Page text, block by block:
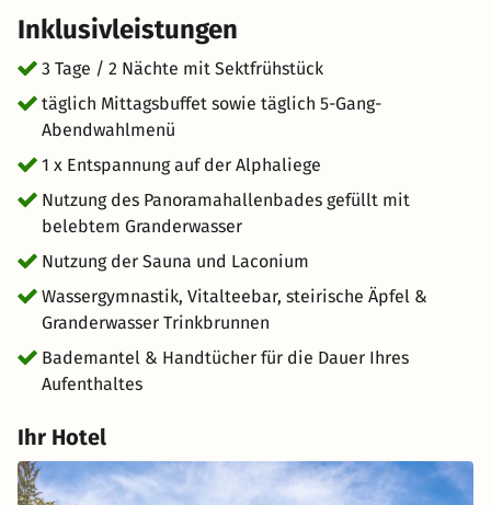
Inklusivleistungen
3 Tage / 2 Nächte mit Sektfrühstück
täglich Mittagsbuffet sowie täglich 5-Gang-
Abendwahlmenü
1 x Entspannung auf der Alphaliege
Nutzung des Panoramahallenbades gefüllt mit
belebtem Granderwasser
Nutzung der Sauna und Laconium
Wassergymnastik, Vitalteebar, steirische Äpfel &
Granderwasser Trinkbrunnen
Bademantel & Handtücher für die Dauer Ihres
Aufenthaltes
Ihr Hotel